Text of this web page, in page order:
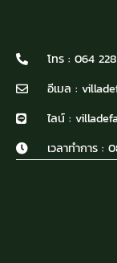
โทร : 064
อีเมล :
ไลน์ :
เวลาทำการ :